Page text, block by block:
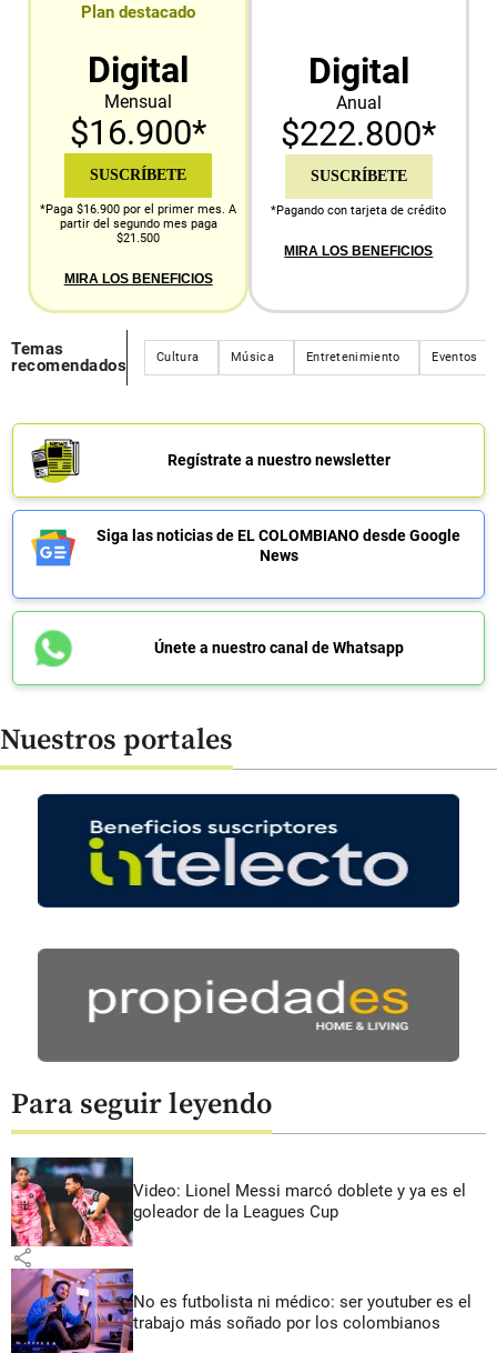
Plan destacado
Digital
Mensual
$16.900*
SUSCRÍBETE
*Paga $16.900 por el primer mes. A
partir del segundo mes paga
$21.500
MIRA LOS BENEFICIOS
Digital
Anual
$222.800*
SUSCRÍBETE
*Pagando con tarjeta de crédito
MIRA LOS BENEFICIOS
Temas
recomendados
Cultura Música Entretenimiento Eventos
Regístrate a nuestro newsletter
Siga las noticias de EL COLOMBIANO desde Google
News
Únete a nuestro canal de Whatsapp
Nuestros portales
Para seguir leyendo
Video: Lionel Messi marcó doblete y ya es el
goleador de la Leagues Cup
share
No es futbolista ni médico: ser youtuber es el
trabajo más soñado por los colombianos